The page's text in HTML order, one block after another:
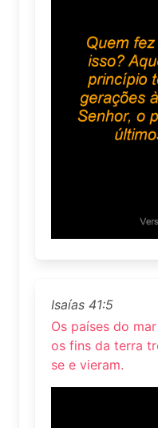
Isaías 41:5
Os países do
os fins da terra
se e vieram.